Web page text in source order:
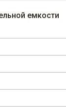
емкости